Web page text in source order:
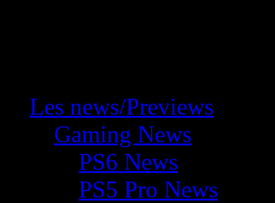
Les news/Previews
Gaming News
PS6 News
PS5 Pro News